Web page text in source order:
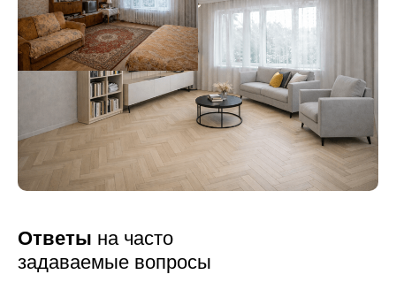
Ответы на часто
задаваемые вопросы